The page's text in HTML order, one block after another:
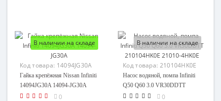
В наличии на складе
Код товара: 14094JG30A
Гайка крепёжная Nissan Infiniti
14094JG30A 14094-JG30A
0
В наличии на складе
Код товара: 210104HK0E
Насос водяной, помпа Infiniti
Q50 Q60 3.0 VR30DDTT
210104HK0E 21010-4HK0E
0